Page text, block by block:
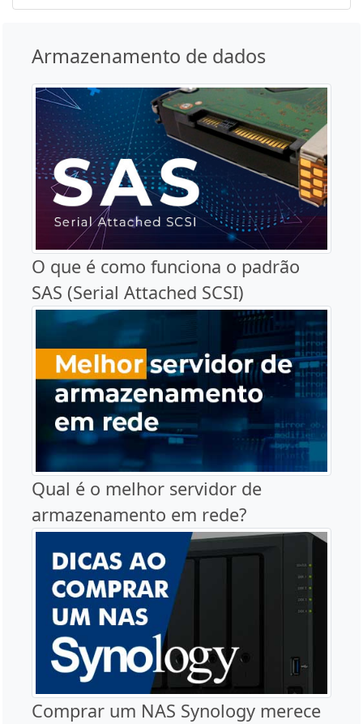
Armazenamento de dados
O que é como funciona o padrão
SAS (Serial Attached SCSI)
Qual é o melhor servidor de
armazenamento em rede?
Comprar um NAS Synology merece